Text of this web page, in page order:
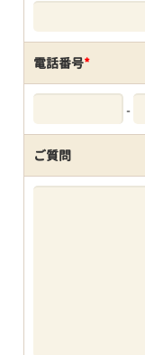
電話番号*
-
ご質問